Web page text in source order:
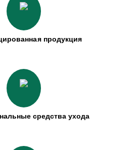
продукция
средства ухода